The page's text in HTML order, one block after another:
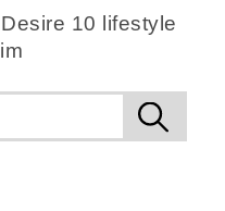
10 lifestyle